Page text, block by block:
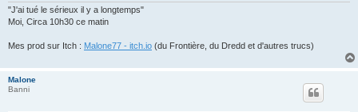
"J'ai tué le sérieux il y a longtemps"
Moi, Circa 10h30 ce matin
Mes prod sur Itch : Malone77 - itch.io (du Frontière, du Dredd et d'autres trucs)
Malone
Banni